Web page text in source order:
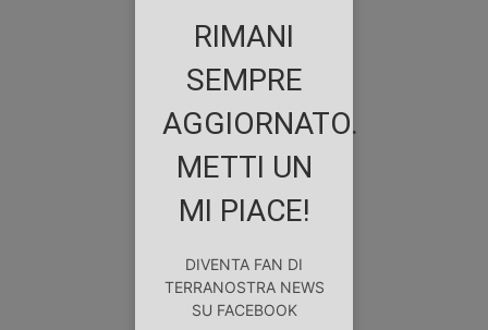
RIMANI
SEMPRE
AGGIORNATO.
METTI UN
MI PIACE!
DIVENTA FAN DI
TERRANOSTRA NEWS
SU FACEBOOK